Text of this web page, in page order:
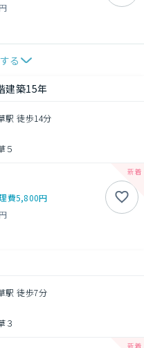
る
建築15年
駅 徒歩14分
５
費5,800円
駅 徒歩7分
３